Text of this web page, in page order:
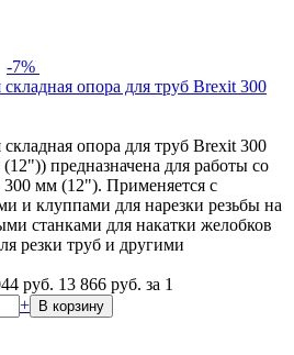
-7%
опора для труб Brexit 300
опора для труб Brexit 300
предназначена для работы со
мм (12"). Применяется с
и клуппами для нарезки резьбы на
станками для накатки желобков
резки труб и другими
руб. 13 866 руб. за 1
+ В корзину